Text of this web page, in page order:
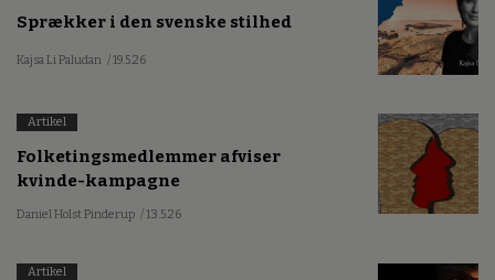
Sprækker i den svenske stilhed
Kajsa Li Paludan / 19.5.26
Artikel
Folketingsmedlemmer afviser
kvinde-kampagne
Daniel Holst Pinderup / 13.5.26
Artikel